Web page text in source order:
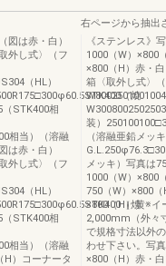
図は赤・白）
外し式〉（フ
（HL）
（焼
STK400相
相当）（溶融
は赤・白）
外し式〉（フ
（HL）
（焼
STK400相
相当）（溶融
H）コーナータ
右ページから抽出
《ステンレス》
1000（W）×800
×800（H）赤・
箱〈取外し式〉
装）
（溶融亜鉛メッ
メッキ）写真は
1000（W）×800
750（W）×800
×800（H）黄※イ
2,000mm（外々
で規格寸法以外
わせ下さい。写
×800（H）赤・